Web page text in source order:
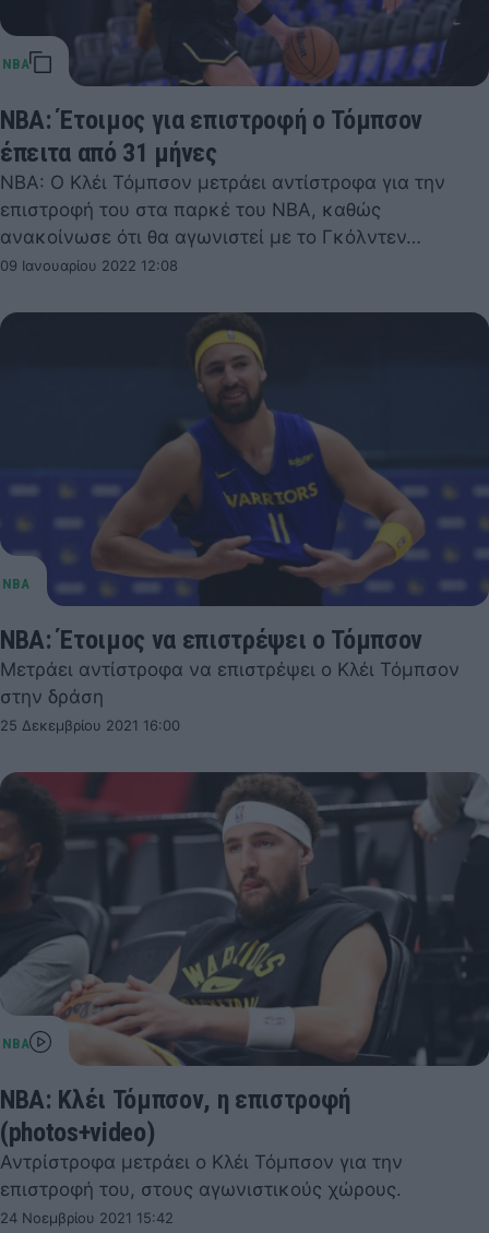
NBA: Έτοιμος για επιστροφή ο Τόμπσον
έπειτα από 31 μήνες
NBA: Ο Κλέι Τόμπσον μετράει αντίστροφα για την
επιστροφή του στα παρκέ του NBA, καθώς
ανακοίνωσε ότι θα αγωνιστεί με το Γκόλντεν…
09 Ιανουαρίου 2022 12:08
ΝΒΑ: Έτοιμος να επιστρέψει ο Τόμπσον
Μετράει αντίστροφα να επιστρέψει ο Κλέι Τόμπσον
στην δράση
25 Δεκεμβρίου 2021 16:00
NBA: Κλέι Τόμπσον, η επιστροφή
(photos+video)
Αντρίστροφα μετράει ο Κλέι Τόμπσον για την
επιστροφή του, στους αγωνιστικούς χώρους.
24 Νοεμβρίου 2021 15:42